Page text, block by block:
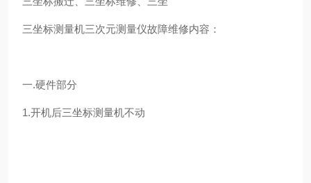
三坐标测量机三次元测量仪故障维修内容：
一.硬件部分
1.开机后三坐标测量机不动